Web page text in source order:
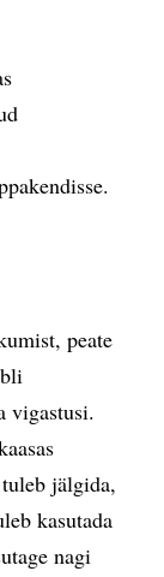
peate
vigastusi.
jälgida,
kasutada
nagi